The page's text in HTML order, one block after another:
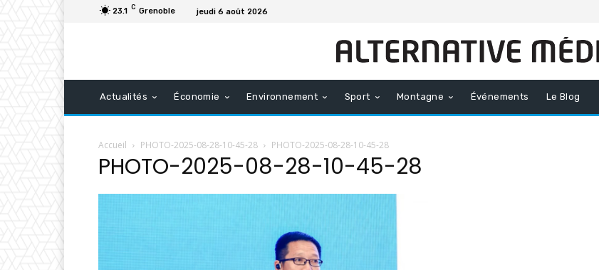
23.1 C Grenoble jeudi 6 août 2026
Actualités Économie Environnement Sport Montagne Événements Le Blog
Accueil PHOTO-2025-08-28-10-45-28 PHOTO-2025-08-28-10-45-28
PHOTO-2025-08-28-10-45-28